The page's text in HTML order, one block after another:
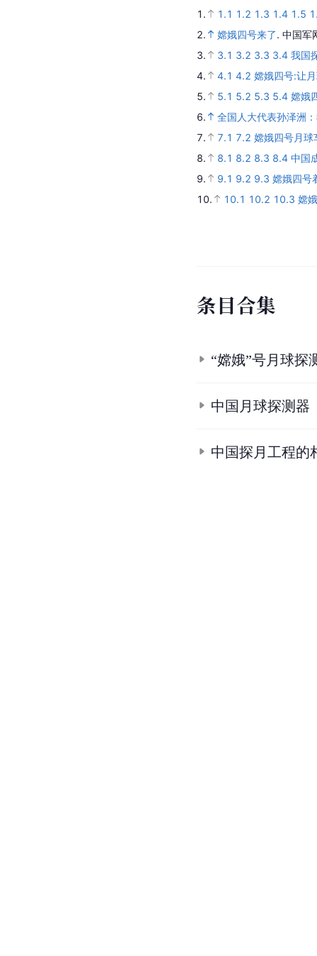
1. 1.1 1.2 1.3 1.4 1.5
2.
嫦娥四号来了. 中国军
3.
3.1 3.2 3.3 3.4 我国
4.
4.1 4.2 嫦娥四号:让
5.
5.1 5.2 5.3 5.4 嫦娥
6.
全国人大代表孙泽洲
7.
7.1 7.2 嫦娥四号月球
8.
8.1 8.2 8.3 8.4 中国
9.
9.1 9.2 9.3 嫦娥四号
10.
10.1 10.2 10.3 嫦
条目合集
“嫦娥”号月球探
中国月球探测器
中国探月工程的